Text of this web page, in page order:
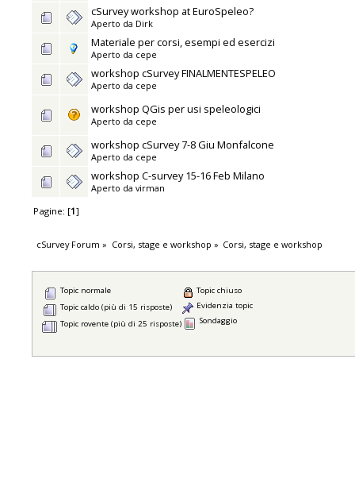
cSurvey workshop at EuroSpeleo?
Aperto da Dirk
Materiale per corsi, esempi ed esercizi
Aperto da cepe
workshop cSurvey FINALMENTESPELEO
Aperto da cepe
workshop QGis per usi speleologici
Aperto da cepe
workshop cSurvey 7-8 Giu Monfalcone
Aperto da cepe
workshop C-survey 15-16 Feb Milano
Aperto da virman
Pagine: [1]
cSurvey Forum » Corsi, stage e workshop » Corsi, stage e workshop
Topic normale
Topic caldo (più di 15 risposte)
Topic rovente (più di 25 risposte)
Topic chiuso
Evidenzia topic
Sondaggio